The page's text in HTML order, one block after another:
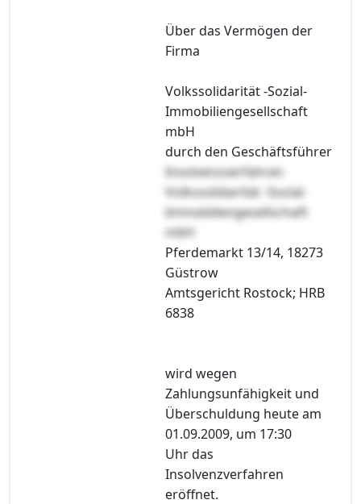
Über das Vermögen der
Firma
Volkssolidarität -Sozial-
Immobiliengesellschaft
mbH
durch den Geschäftsführer
Insolvenzverfahren
Volkssolidarität -Sozial-
Immobiliengesellschaft
mbH
Pferdemarkt 13/14, 18273
Güstrow
Amtsgericht Rostock; HRB
6838
wird wegen
Zahlungsunfähigkeit und
Überschuldung heute am
01.09.2009, um 17:30
Uhr das
Insolvenzverfahren
eröffnet.